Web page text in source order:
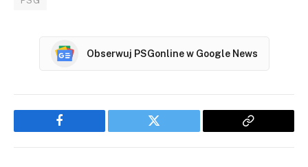
Obserwuj PSGonline w Google News
Facebook Twitter
Copy